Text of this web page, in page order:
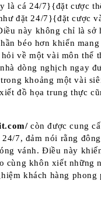
là cá 24/7}{đặt cược
đặt 24/7}{đặt cược
này không chỉ là sở
béo hơn khiến mang
về một vài môn thể
dòng nghịch ngay
khoảng một vài
đồ họa trung thực
còn được cung
7, đảm nói rằng đông
vánh. Điều này
cùng khôn xiết những
khách hàng phong